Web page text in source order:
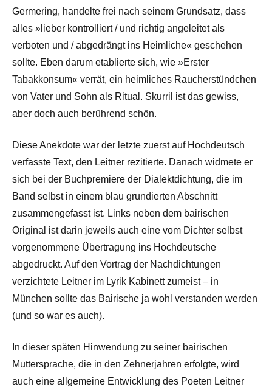
Germering, handelte frei nach seinem Grundsatz, dass
alles »lieber kontrolliert / und richtig angeleitet als
verboten und / abgedrängt ins Heimliche« geschehen
sollte. Eben darum etablierte sich, wie »Erster
Tabakkonsum« verrät, ein heimliches Raucherstündchen
von Vater und Sohn als Ritual. Skurril ist das gewiss,
aber doch auch berührend schön.
Diese Anekdote war der letzte zuerst auf Hochdeutsch
verfasste Text, den Leitner rezitierte. Danach widmete er
sich bei der Buchpremiere der Dialektdichtung, die im
Band selbst in einem blau grundierten Abschnitt
zusammengefasst ist. Links neben dem bairischen
Original ist darin jeweils auch eine vom Dichter selbst
vorgenommene Übertragung ins Hochdeutsche
abgedruckt. Auf den Vortrag der Nachdichtungen
verzichtete Leitner im Lyrik Kabinett zumeist – in
München sollte das Bairische ja wohl verstanden werden
(und so war es auch).
In dieser späten Hinwendung zu seiner bairischen
Muttersprache, die in den Zehnerjahren erfolgte, wird
auch eine allgemeine Entwicklung des Poeten Leitner